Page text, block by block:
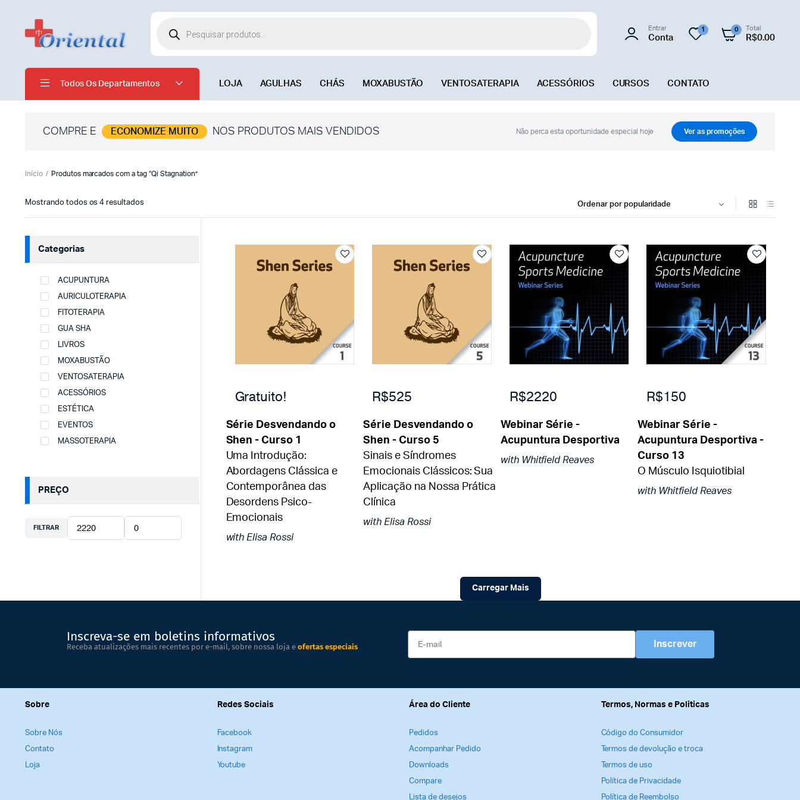
Entrar
Conta
1 0 Total
R$0.00
Todos Os Departamentos LOJA AGULHAS CHÁS MOXABUSTÃO VENTOSATERAPIA ACESSÓRIOS CURSOS CONTATO
COMPRE E ECONOMIZE MUITO NOS PRODUTOS MAIS VENDIDOS Não perca esta oportunidade especial hoje Ver as promoções
Início Produtos marcados com a tag “Qi Stagnation”
Mostrando todos os 4 resultados
Gratuito!
Série Desvendando o
Shen - Curso 1
Uma Introdução:
Abordagens Clássica e
Contemporânea das
Desordens Psico-
Emocionais
with Elisa Rossi
R$525
Série Desvendando o
Shen - Curso 5
Sinais e Síndromes
Emocionais Clássicos: Sua
Aplicação na Nossa Prática
Clínica
with Elisa Rossi
R$2220
Webinar Série -
Acupuntura Desportiva
with Whitfield Reaves
R$150
Webinar Série -
Acupuntura Desportiva -
Curso 13
O Músculo Isquiotibial
with Whitfield Reaves
Carregar Mais
Categorias
ACUPUNTURA
AURICULOTERAPIA
FITOTERAPIA
GUA SHA
LIVROS
MOXABUSTÃO
VENTOSATERAPIA
ACESSÓRIOS
ESTÉTICA
EVENTOS
MASSOTERAPIA
PREÇO
FILTRAR
Inscreva-se em boletins informativos
Receba atualizações mais recentes por e-mail, sobre nossa loja e ofertas especiais Inscrever
Sobre
Sobre Nós
Contato
Loja
Redes Sociais
Facebook
Instagram
Youtube
Área do Cliente
Pedidos
Acompanhar Pedido
Downloads
Compare
Lista de desejos
Termos, Normas e Politicas
Código do Consumidor
Termos de devolução e troca
Termos de uso
Política de Privacidade
Política de Reembolso